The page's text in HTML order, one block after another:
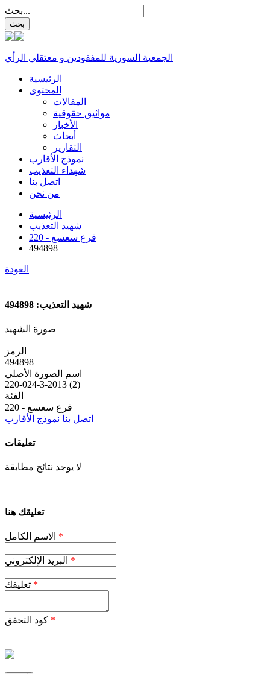
بحث...
الجمعية السورية للمفقودين و معتقلي الرأي
الرئيسية
المحتوى
المقالات
مواثيق حقوقية
الأخبار
أبحاث
التقارير
نموذج الأقارب
شهداء التعذيب
اتصل بنا
من نحن
الرئيسية
شهيد التعذيب
220 - فرع سعسع
494898
العودة
شهيد التعذيب: 494898
صورة الشهيد
الرمز
494898
اسم الصورة الأصلي
220-024-3-2013 (2)
الفئة
220 - فرع سعسع
اتصل بنا نموذج الأقارب
تعليقات
لا يوجد نتائج مطابقة
تعليقك هنا
*
*
*
*